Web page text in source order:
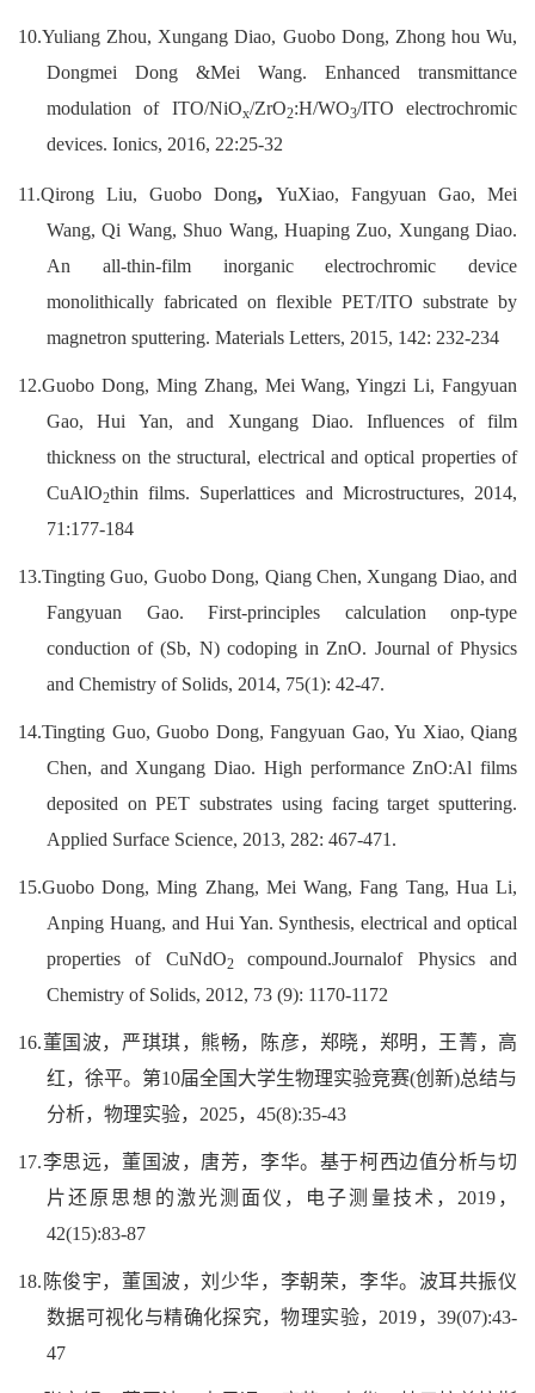
10.Yuliang Zhou, Xungang Diao, Guobo Dong, Zhong hou Wu,
Dongmei Dong &Mei Wang. Enhanced transmittance
modulation of ITO/NiOx/ZrO2:H/WO3/ITO electrochromic
devices. Ionics, 2016, 22:25-32
11.Qirong Liu, Guobo Dong,
YuXiao, Fangyuan Gao, Mei
Wang, Qi Wang, Shuo Wang, Huaping Zuo, Xungang Diao.
An all-thin-film inorganic electrochromic device
monolithically fabricated on flexible PET/ITO substrate by
magnetron sputtering. Materials Letters, 2015, 142: 232-234
12.Guobo Dong, Ming Zhang, Mei Wang, Yingzi Li, Fangyuan
Gao, Hui Yan, and Xungang Diao. Influences of film
thickness on the structural, electrical and optical properties of
CuAlO2thin films. Superlattices and Microstructures, 2014,
71:177-184
13.Tingting Guo, Guobo Dong, Qiang Chen, Xungang Diao, and
Fangyuan Gao. First-principles calculation onp-type
conduction of (Sb, N) codoping in ZnO. Journal of Physics
and Chemistry of Solids, 2014, 75(1): 42-47.
14.Tingting Guo, Guobo Dong, Fangyuan Gao, Yu Xiao, Qiang
Chen, and Xungang Diao. High performance ZnO:Al films
deposited on PET substrates using facing target sputtering.
Applied Surface Science, 2013, 282: 467-471.
15.Guobo Dong, Ming Zhang, Mei Wang, Fang Tang, Hua Li,
Anping Huang, and Hui Yan. Synthesis, electrical and optical
properties of CuNdO2compound.Journalof Physics and
Chemistry of Solids, 2012, 73 (9): 1170-1172
16.董国波， 严琪琪， 熊畅， 陈彦， 郑晓， 郑明 ， 王菁， 高
红， 徐平。 第10届全国大学生物理实验竞赛(创新)总结与
分析，物理实验，2025，45(8):35-43
17.李思远， 董国波， 唐芳，李华。 基于柯西边值分析与切
片还原思想的激光测面仪 ， 电子测量技术 ，2019，
42(15):83-87
18. 陈俊宇， 董国波，刘少华， 李朝荣， 李华。 波耳共振仪
数据可视化与精确化探究，物理实验，2019，39(07):43-
47